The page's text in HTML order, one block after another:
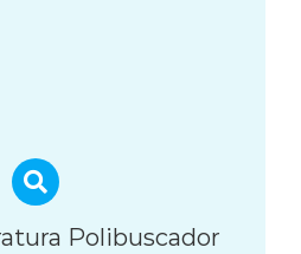
Polibuscador